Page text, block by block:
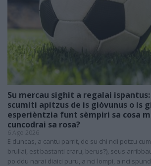
Su mercau sighit a regalai
scumiti apitzus de is giòvunus o is
esperièntzia funt sèmpiri sa cosa
cuncodrai sa rosa?
6 Ago 2026
E duncas, a cantu parrit, de su chi ndi potzu
brullai, est bastanti craru, berus?), seus
po ddu narai diaici puru, a nci lompi, a nci